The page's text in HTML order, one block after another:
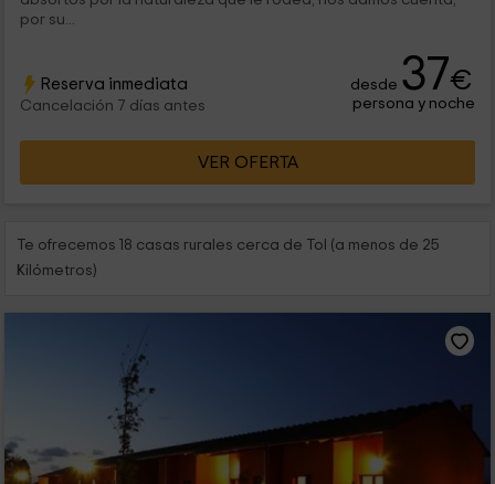
por su...
Reserva inmediata
Cancelación 7 días antes
desde 37€
persona y noche
VER OFERTA
Te ofrecemos 18 casas rurales cerca de Tol (a menos de 25
Kilómetros)